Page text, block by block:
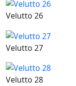
Velutto 26
Velutto 27
Velutto 28